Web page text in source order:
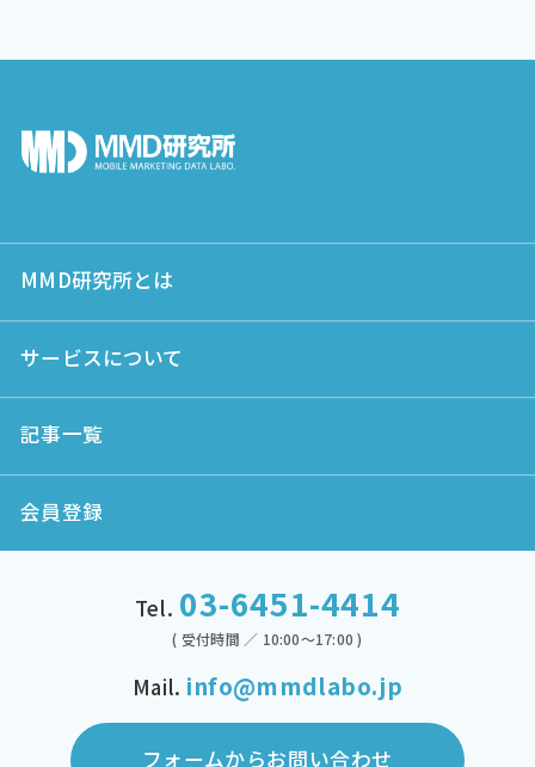
MMD研究所とは
サービスについて
記事一覧
会員登録
Tel. 03-6451-4414
( 受付時間 ／ 10:00～17:00 )
Mail. info@mmdlabo.jp
フォームからお問い合わせ